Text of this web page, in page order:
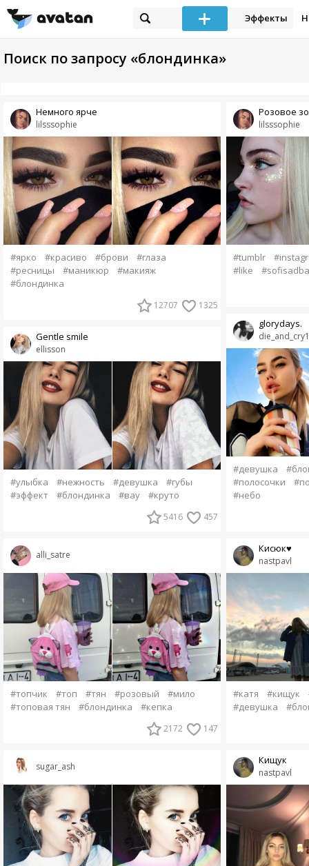
Эффекты
Поиск по запросу «блондинка»
lilsssophie
Немного ярче
#ярко #красиво #брови
#глаза
#ресницы
#маникюр
#макияж
#блондинка
12707 1325
ellisson
Gentle smile
#улыбка #нежность #девушка
#губы
#эффект
#блондинка #вау #круто
5416 457
alli_satre
#топчик #топ #тян #розовый
#мило
#топовая тян
#блондинка #кепка
2172 147
sugar_ash
lilsssophie
Розовое
#tumblr
#like
glorydays.
#девушка
#полосочки
#небо
nastpavl
Кисюк♥
#катя #кищук
#девушка
nastpavl
Кищук